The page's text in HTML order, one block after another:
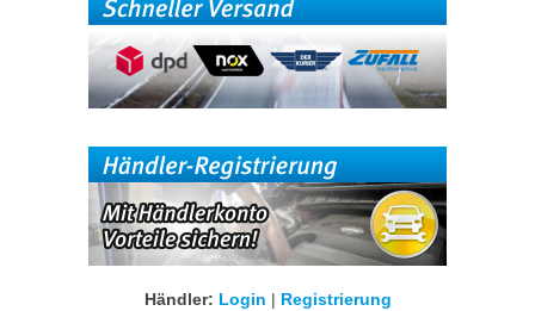
Händler: Login | Registrierung